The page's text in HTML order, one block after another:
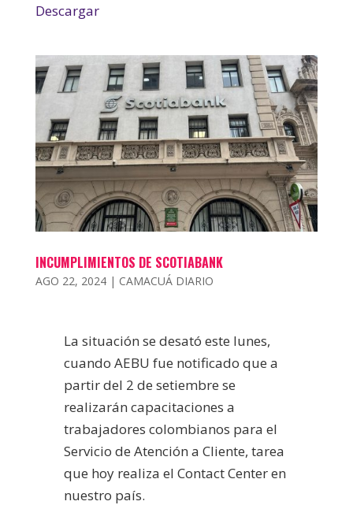
Descargar
INCUMPLIMIENTOS DE SCOTIABANK
AGO 22, 2024| CAMACUÁ DIARIO
La situación se desató este lunes,
cuando AEBU fue notificado que a
partir del 2 de setiembre se
realizarán capacitaciones a
trabajadores colombianos para el
Servicio de Atención a Cliente, tarea
que hoy realiza el Contact Center en
nuestro país.